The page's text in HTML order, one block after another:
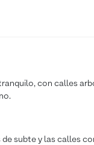
con calles
de subte y las calles